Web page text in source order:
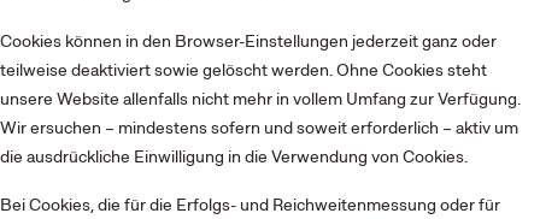
Cookies können in den Browser-Einstellungen jederzeit ganz oder
teilweise deaktiviert sowie gelöscht werden. Ohne Cookies steht
unsere Website allenfalls nicht mehr in vollem Umfang zur Verfügung.
Wir ersuchen – mindestens sofern und soweit erforderlich – aktiv um
die ausdrückliche Einwilligung in die Verwendung von Cookies.
Bei Cookies, die für die Erfolgs- und Reichweitenmessung oder für